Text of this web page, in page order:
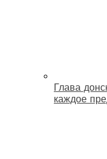
Глава
каждое